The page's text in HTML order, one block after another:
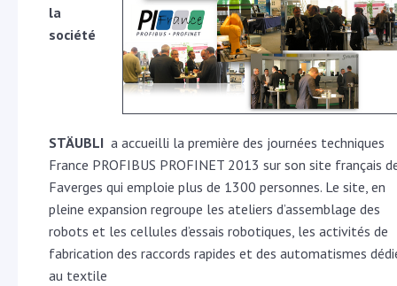
la
société
STÄUBLI a accueilli la première des journées techniques
France PROFIBUS PROFINET 2013 sur son site français
Faverges qui emploie plus de 1300 personnes. Le site, en
pleine expansion regroupe les ateliers d’assemblage des
robots et les cellules d’essais robotiques, les activités de
fabrication des raccords rapides et des automatismes
au textile